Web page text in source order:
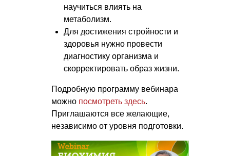
научиться влиять на
метаболизм.
Для достижения стройности и
здоровья нужно провести
диагностику организма и
скорректировать образ жизни.
Подробную программу вебинара
можно посмотреть здесь.
Приглашаются все желающие,
независимо от уровня подготовки.